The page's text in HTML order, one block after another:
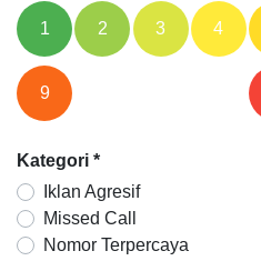
1 2 3 4
9
Kategori *
Iklan Agresif
Missed Call
Nomor Terpercaya